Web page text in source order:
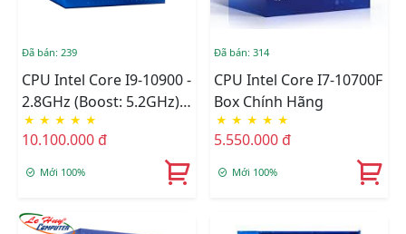
Đã bán: 239
CPU Intel Core I9-10900 -
2.8GHz (Boost: 5.2GHz)
Box Chính Hãng
★ ★ ★ ★ ★
10.100.000 đ
Mới 100%
Đã bán: 314
CPU Intel Core I7-10700F
Box Chính Hãng
★ ★ ★ ★ ★
5.550.000 đ
Mới 100%